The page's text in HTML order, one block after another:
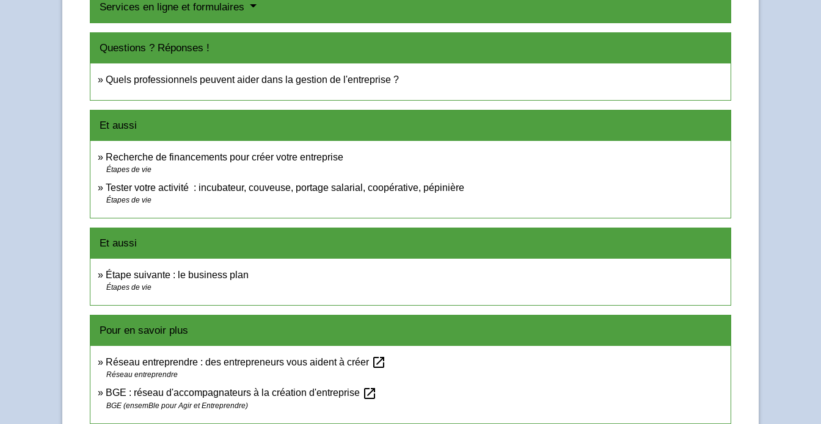
Services en ligne et formulaires
Questions ? Réponses !
Quels professionnels peuvent aider dans la gestion de l'entreprise ?
Et aussi
Recherche de financements pour créer votre entreprise
Étapes de vie
Tester votre activité : incubateur, couveuse, portage salarial, coopérative, pépinière
Étapes de vie
Et aussi
Étape suivante : le business plan
Étapes de vie
Pour en savoir plus
Réseau entreprendre : des entrepreneurs vous aident à créer open_in_new
Réseau entreprendre
BGE : réseau d'accompagnateurs à la création d'entreprise open_in_new
BGE (ensemBle pour Agir et Entreprendre)